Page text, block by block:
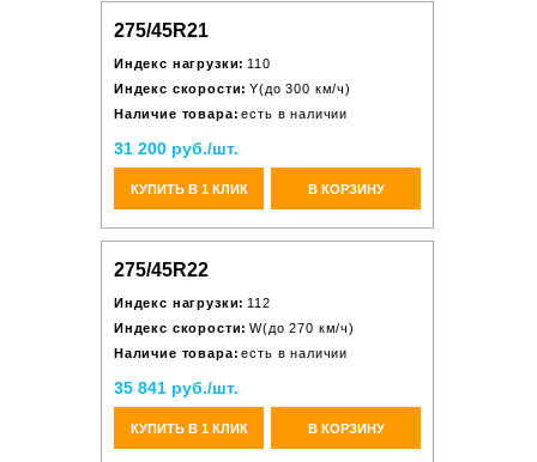
275/45R21
Индекс нагрузки: 110
Индекс скорости: Y(до 300 км/ч)
Наличие товара: есть в наличии
31 200 руб./шт.
КУПИТЬ В 1 КЛИК В КОРЗИНУ
275/45R22
Индекс нагрузки: 112
Индекс скорости: W(до 270 км/ч)
Наличие товара: есть в наличии
35 841 руб./шт.
КУПИТЬ В 1 КЛИК В КОРЗИНУ